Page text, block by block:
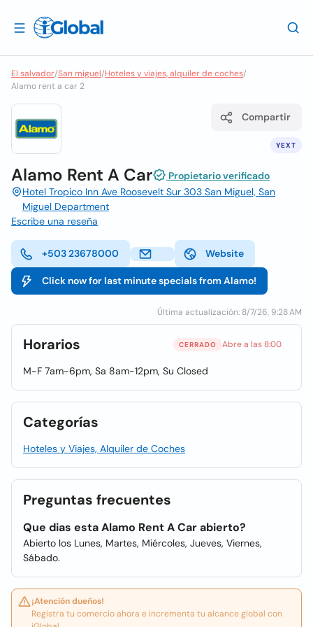
El salvador/San miguel/Hoteles y viajes, alquiler de coches/
Alamo rent a car 2
YEXT
Compartir
Alamo Rent A Car
Propietario verificado
Hotel Tropico Inn Ave Roosevelt Sur 303 San Miguel, San
Miguel Department
Escribe una reseña
+503 23678000 Website
Click now for last minute specials from Alamo!
Última actualización: 8/7/26, 9:28 AM
Horarios CERRADO Abre a las 8:00
M-F 7am-6pm, Sa 8am-12pm, Su Closed
Categorías
Hoteles y Viajes, Alquiler de Coches
Preguntas frecuentes
Que dias esta Alamo Rent A Car abierto?
Abierto los Lunes, Martes, Miércoles, Jueves, Viernes,
Sábado.
¡Atención dueños!
Registra tu comercio ahora e incrementa tu alcance global con